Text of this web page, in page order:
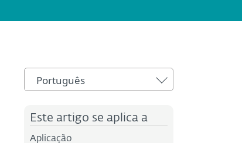
Português
Este artigo se aplica a
Aplicação